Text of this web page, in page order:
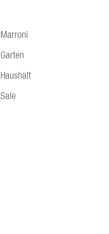
Marroni
Garten
Haushalt
Sale